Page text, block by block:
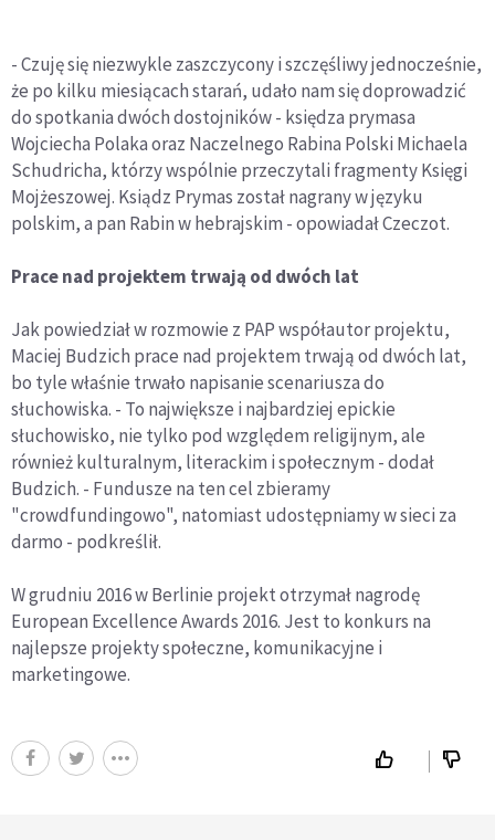
- Czuję się niezwykle zaszczycony i szczęśliwy jednocześnie,
że po kilku miesiącach starań, udało nam się doprowadzić
do spotkania dwóch dostojników - księdza prymasa
Wojciecha Polaka oraz Naczelnego Rabina Polski Michaela
Schudricha, którzy wspólnie przeczytali fragmenty Księgi
Mojżeszowej. Ksiądz Prymas został nagrany w języku
polskim, a pan Rabin w hebrajskim - opowiadał Czeczot.
Prace nad projektem trwają od dwóch lat
Jak powiedział w rozmowie z PAP współautor projektu,
Maciej Budzich prace nad projektem trwają od dwóch lat,
bo tyle właśnie trwało napisanie scenariusza do
słuchowiska. - To największe i najbardziej epickie
słuchowisko, nie tylko pod względem religijnym, ale
również kulturalnym, literackim i społecznym - dodał
Budzich. - Fundusze na ten cel zbieramy
"crowdfundingowo", natomiast udostępniamy w sieci za
darmo - podkreślił.
W grudniu 2016 w Berlinie projekt otrzymał nagrodę
European Excellence Awards 2016. Jest to konkurs na
najlepsze projekty społeczne, komunikacyjne i
marketingowe.